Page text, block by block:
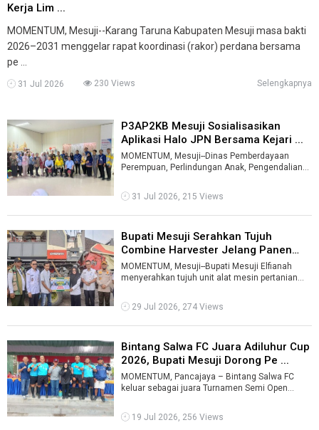
Kerja Lim ...
MOMENTUM, Mesuji--Karang Taruna Kabupaten Mesuji masa bakti
2026–2031 menggelar rapat koordinasi (rakor) perdana bersama
pe ...
31 Jul 2026 230 Views Selengkapnya
P3AP2KB Mesuji Sosialisasikan
Aplikasi Halo JPN Bersama Kejari ...
MOMENTUM, Mesuji--Dinas Pemberdayaan
Perempuan, Perlindungan Anak, Pengendalian
Ka ...
31 Jul 2026, 215 Views
Bupati Mesuji Serahkan Tujuh
Combine Harvester Jelang Panen
Raya ...
MOMENTUM, Mesuji--Bupati Mesuji Elfianah
menyerahkan tujuh unit alat mesin pertanian
29 Jul 2026, 274 Views
Bintang Salwa FC Juara Adiluhur Cup
2026, Bupati Mesuji Dorong Pe ...
MOMENTUM, Pancajaya – Bintang Salwa FC
keluar sebagai juara Turnamen Semi Open
...
19 Jul 2026, 256 Views